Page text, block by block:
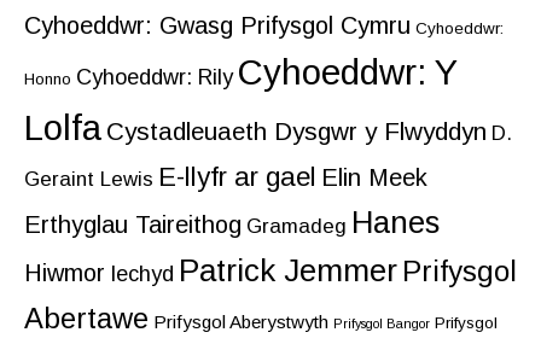
Cyhoeddwr: Gwasg Prifysgol Cymru Cyhoeddwr:
Honno Cyhoeddwr: Rily Cyhoeddwr: Y
Lolfa Cystadleuaeth Dysgwr y Flwyddyn D.
Geraint Lewis E-llyfr ar gael Elin Meek
Erthyglau Taireithog Gramadeg Hanes
Hiwmor Iechyd Patrick Jemmer Prifysgol
Abertawe Prifysgol Aberystwyth Prifysgol Bangor Prifysgol